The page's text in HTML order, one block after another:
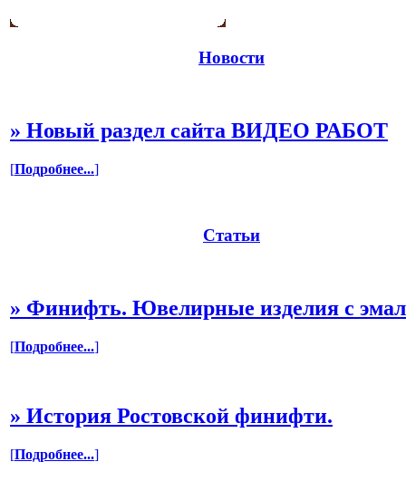
Новости
» Новый раздел сайта ВИДЕО РАБОТ
[Подробнее...]
Статьи
» Финифть. Ювелирные изделия с
[Подробнее...]
» История Ростовской финифти.
[Подробнее...]